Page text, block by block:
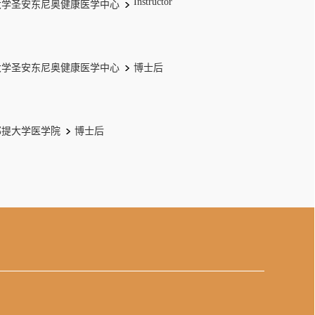
圣安东尼奥健康医学中心
圣安东尼奥健康医学中心 博士后
大学医学院 博士后